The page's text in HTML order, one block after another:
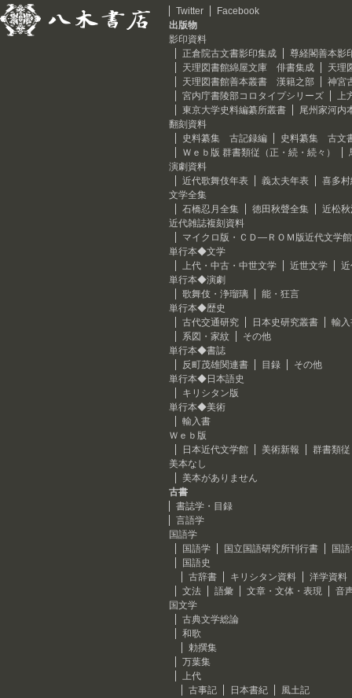
Twitter
Facebook
出版物
影印資料
正倉院古文書影印集成
尊経閣善本影
天理図書館綿屋文庫 俳書集成
天理
天理図書館善本叢書 漢籍之部
神宮
宮内庁書陵部コロタイプシリーズ
上
東京大学史料編纂所叢書
尾州家河内
翻刻資料
史料纂集 古記録編
史料纂集 古文
Ｗｅｂ版 群書類従（正・続・続々）
演劇資料
近代歌舞伎年表
義太夫年表
喜多
文学全集
石橋忍月全集
徳田秋聲全集
近松
近代雑誌複刻資料
マイクロ版・ＣＤ―ＲＯＭ版近代文学館
単行本◆文学
上代・中古・中世文学
近世文学
単行本◆演劇
歌舞伎・浄瑠璃
能・狂言
単行本◆歴史
古代交通研究
日本史研究叢書
輸
系図・家紋
その他
単行本◆書誌
反町茂雄関連書
目録
その他
単行本◆日本語史
キリシタン版
単行本◆美術
輸入書
Ｗｅｂ版
日本近代文学館
美術新報
群書類
美本なし
美本がありません
古書
書誌学・目録
言語学
国語学
国語学
国立国語研究所刊行書
国
国語史
古辞書
キリシタン資料
洋学資料
文法
語彙 文章・文体・表現
音
国文学
古典文学総論
和歌
勅撰集
万葉集
上代
古事記
日本書紀
風土記